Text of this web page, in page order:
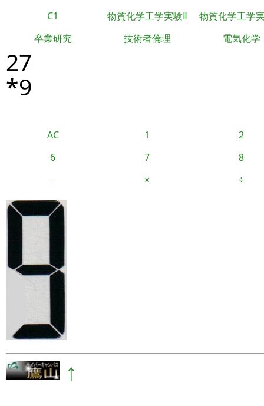
C1 物質化学工学実験Ⅱ
物質化学工学
卒業研究
技術者倫理 電気化学
27
*9
AC 1
2
6
7
8
−
× ÷
↑